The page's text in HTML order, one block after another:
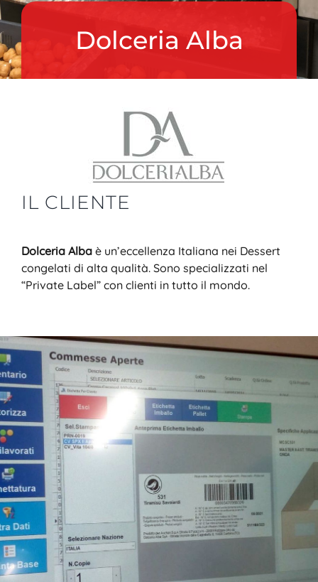
NEWS
AZIENDA
Dolceria Alba
IL CLIENTE
Dolceria Albaè un’eccellenza Italiana nei Dessert
congelati di alta qualità. Sono specializzati nel
“Private Label” con clienti in tutto il mondo.